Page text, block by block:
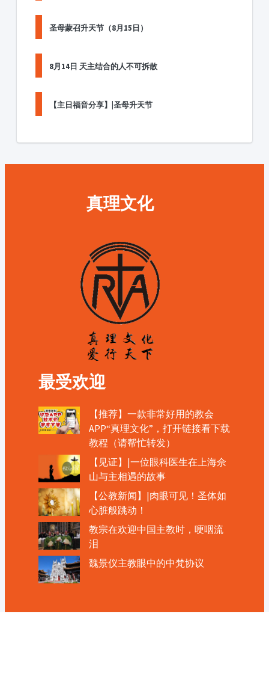
圣母蒙召升天节（8月15日）
8月14日 天主结合的人不可拆散
【主日福音分享】|圣母升天节
真理文化
最受欢迎
【推荐】一款非常好用的教会
APP“真理文化”，打开链接看下载
教程（请帮忙转发）
【见证】|一位眼科医生在上海佘
山与主相遇的故事
【公教新闻】|肉眼可见！圣体如
心脏般跳动！
教宗在欢迎中国主教时，哽咽流
泪
魏景仪主教眼中的中梵协议